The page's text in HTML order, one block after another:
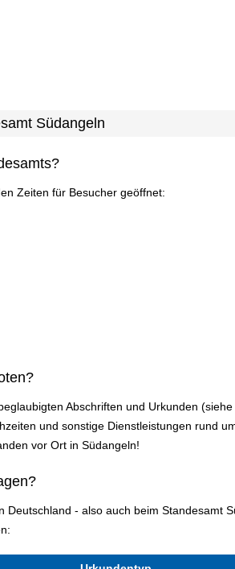
Südangeln
Zeiten für Besucher geöffnet:
Abschriften und Urkunden
und sonstige Dienstleistungen rund
vor Ort in Südangeln!
Deutschland - also auch beim Standesamt